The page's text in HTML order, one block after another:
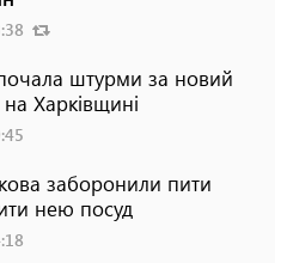
штурми за новий
Харківщині
заборонили пити
нею посуд